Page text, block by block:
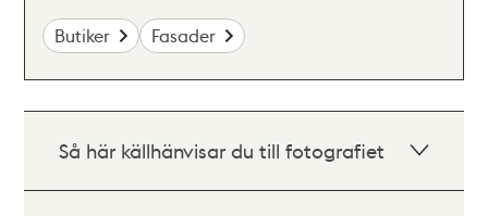
Butiker Fasader
Så här källhänvisar du till fotografiet